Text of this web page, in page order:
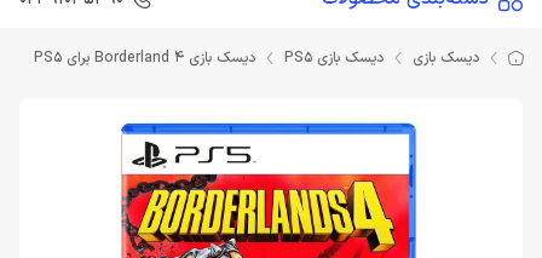
دیسک بازی دیسک بازی PS5 دیسک بازی Borderland 4 برای PS5